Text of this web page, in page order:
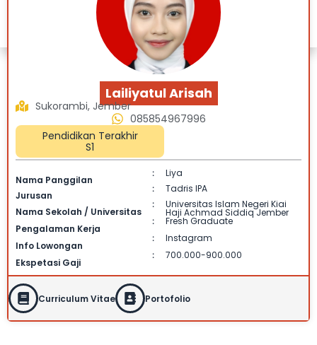
Lailiyatul Arisah
Pendidikan Terakhir
S1
085854967996
Sukorambi, Jember
Nama Panggilan
:
Liya
Jurusan
:
Tadris IPA
Nama Sekolah / Universitas
: Universitas Islam Negeri Kiai
Haji Achmad Siddiq Jember
Pengalaman Kerja
: Fresh Graduate
Info Lowongan
: Instagram
Ekspetasi Gaji
: 700.000-900.000
Curriculum Vitae Portofolio